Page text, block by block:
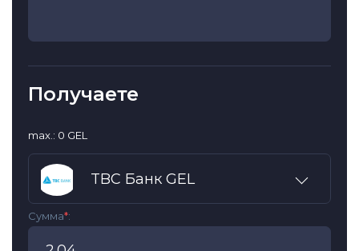
Получаете
max.: 0 GEL
TBC Банк GEL
Сумма*: